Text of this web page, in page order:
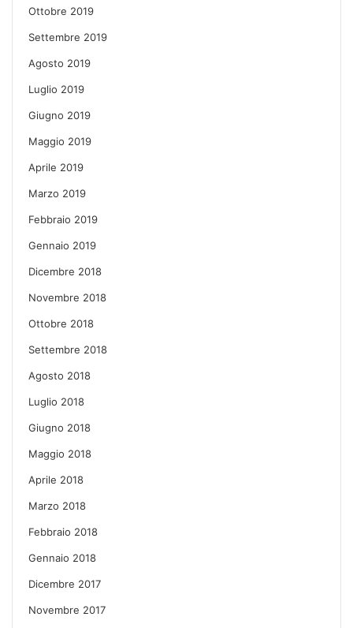
Ottobre 2019
Settembre 2019
Agosto 2019
Luglio 2019
Giugno 2019
Maggio 2019
Aprile 2019
Marzo 2019
Febbraio 2019
Gennaio 2019
Dicembre 2018
Novembre 2018
Ottobre 2018
Settembre 2018
Agosto 2018
Luglio 2018
Giugno 2018
Maggio 2018
Aprile 2018
Marzo 2018
Febbraio 2018
Gennaio 2018
Dicembre 2017
Novembre 2017